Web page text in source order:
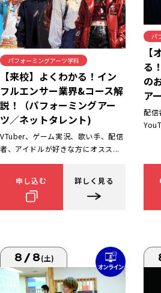
パフォーミングアーツ学科
【来校】よくわかる！イン
フルエンサー業界&コース解
説！（パフォーミングアー
ツ／ネットタレント)
VTuber、ゲーム実況、歌い手、配信
者、アイドルが好きな方にオスス...
申し込む 詳しく見る
パ
る
の
ア
配信
8/8(土)